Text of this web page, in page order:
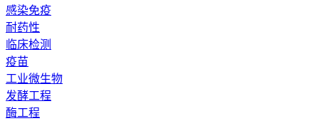
感染免疫
耐药性
临床检测
疫苗
工业微生物
发酵工程
酶工程